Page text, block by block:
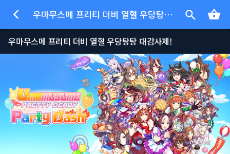
우마무스메 프리티 더비 열혈 우당탕탕 대감사제!
우마무스메 프리티 더비 열혈 우당탕탕 대감사제!